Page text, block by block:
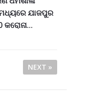
ଯାଜପୁର
କରୋନା...
NEXT »